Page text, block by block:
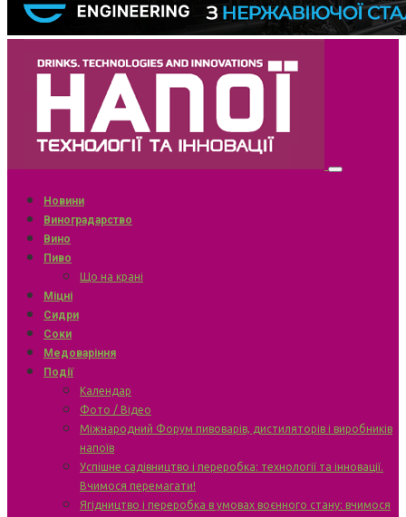
Новини
Виноградарство
Вино
Пиво
Що на крані
Міцні
Сидри
Соки
Медоваріння
Події
Календар
Фото / Відео
Міжнародний Форум пивоварів, дистиляторів і виробників
напоїв
Успішне садівництво і переробка: технології та інновації.
Вчимося перемагати!
Ягідництво і переробка в умовах воєнного стану: вчимося